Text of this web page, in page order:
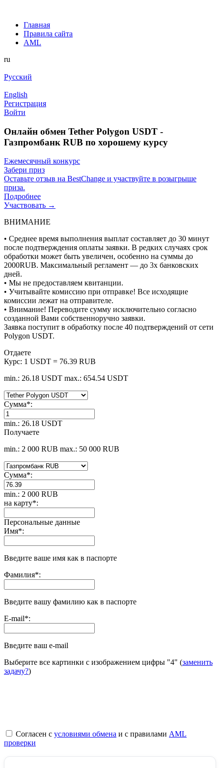
Главная
Правила сайта
AML
ru
Русский
English
Регистрация
Войти
Онлайн обмен Tether Polygon USDT -
Газпромбанк RUB по хорошему курсу
Ежемесячный конкурс
Забери приз
Оставьте отзыв на BestChange и участвуйте в розыгрыше
приза.
Подробнее
Участвовать →
ВНИМАНИЕ
• Среднее время выполнения выплат составляет до 30 минут
после подтверждения оплаты заявки. В редких случаях срок
обработки может быть увеличен, особенно на суммы до
2000RUB. Максимальный регламент — до 3х банковских
дней.
• Мы не предоставляем квитанции.
• Учитывайте комиссию при отправке! Все исходящие
комиссии лежат на отправителе.
• Внимание! Переводите сумму исключительно согласно
созданной Вами собственноручно заявки.
Заявка поступит в обработку после 40 подтверждений от сети
Polygon USDT.
Отдаете
Курс: 1 USDT = 76.39 RUB
min.: 26.18 USDT max.: 654.54 USDT
Сумма*:
min.: 26.18 USDT
Получаете
min.: 2 000 RUB max.: 50 000 RUB
Сумма*:
min.: 2 000 RUB
на карту*:
Персональные данные
Имя*:
Введите ваше имя как в паспорте
Фамилия*:
Введите вашу фамилию как в паспорте
E-mail*:
Введите ваш e-mail
Выберите все картинки с изображением цифры "4" (заменить
задачу?)
Согласен с условиями обмена и с правилами AML
проверки